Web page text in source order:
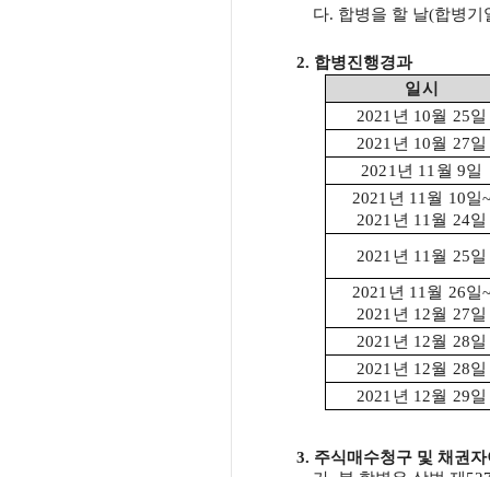
다. 합병을 할 날(합병기
2. 합병진행경과
일시
2021 년 10월 25일
2021 년 10월 27일
2021 년 11 월 9일
2021 년 11 월 10일
2021 년 11 월 24일
2021 년 11 월 25일
2021 년 11 월 26일
2021 년 12월 27일
2021 년 12월 28일
2021 년 12월 28일
2021 년 12월 29일
3. 주식매수청구 및 채권